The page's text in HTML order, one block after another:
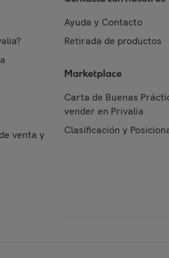
venta y
Ayuda y Contacto
Retirada de productos
Marketplace
Carta de Buenas
vender en Privalia
Clasificación y